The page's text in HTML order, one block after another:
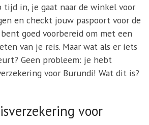
in, je gaat naar de winkel voor
en checkt jouw paspoort voor de
goed voorbereid om met een
van je reis. Maar wat als er iets
Geen probleem: je hebt
voor Burundi! Wat dit is?
voor